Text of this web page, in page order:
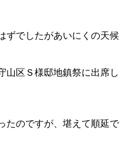
ずでしたがあいにくの天候
山区Ｓ様邸地鎮祭に出席し
たのですが、堪えて順延で